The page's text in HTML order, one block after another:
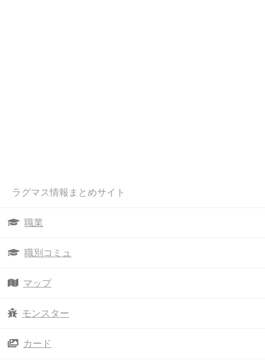
ラグマス情報まとめサイト
職業
職別コミュ
マップ
モンスター
カード